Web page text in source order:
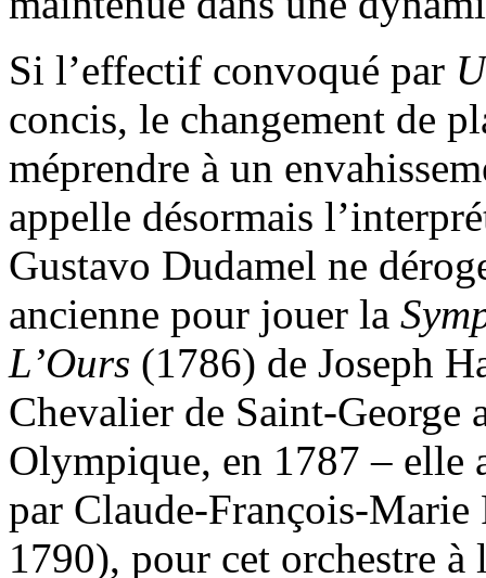
Si l’effectif convoqué par
concis, le changement de
méprendre à un
appelle désormais
Gustavo Dudamel ne
ancienne pour jouer la
L’Ours (1786) de Joseph
Chevalier de Saint-George
Olympique, en 1787 – elle
par Claude-François-
1790), pour cet orchestre